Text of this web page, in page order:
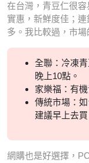
在台灣，青豆仁很
實惠，新鮮度佳；
多。我比較過，市
全聯：冷凍
晚上10點。
家樂福：有
傳統市場：
建議早上去買
網購也是好選擇，